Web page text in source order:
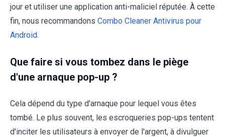
jour et utiliser une application anti-maliciel réputée. À cette
fin, nous recommandons Combo Cleaner Antivirus pour
Android.
Que faire si vous tombez dans le piège
d'une arnaque pop-up ?
Cela dépend du type d'arnaque pour lequel vous êtes
tombé. Le plus souvent, les escroqueries pop-ups tentent
d'inciter les utilisateurs à envoyer de l'argent, à divulguer